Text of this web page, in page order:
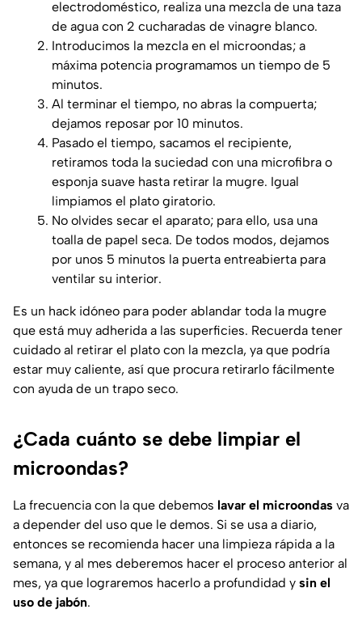
electrodoméstico, realiza una mezcla de una taza
de agua con 2 cucharadas de vinagre blanco.
Introducimos la mezcla en el microondas; a
máxima potencia programamos un tiempo de 5
minutos.
Al terminar el tiempo, no abras la compuerta;
dejamos reposar por 10 minutos.
Pasado el tiempo, sacamos el recipiente,
retiramos toda la suciedad con una microfibra o
esponja suave hasta retirar la mugre. Igual
limpiamos el plato giratorio.
No olvides secar el aparato; para ello, usa una
toalla de papel seca. De todos modos, dejamos
por unos 5 minutos la puerta entreabierta para
ventilar su interior.
Es un hack idóneo para poder ablandar toda la mugre
que está muy adherida a las superficies. Recuerda tener
cuidado al retirar el plato con la mezcla, ya que podría
estar muy caliente, así que procura retirarlo fácilmente
con ayuda de un trapo seco.
¿Cada cuánto se debe limpiar el
microondas?
La frecuencia con la que debemos lavar el microondas va
a depender del uso que le demos. Si se usa a diario,
entonces se recomienda hacer una limpieza rápida a la
semana, y al mes deberemos hacer el proceso anterior al
mes, ya que lograremos hacerlo a profundidad y sin el
uso de jabón.